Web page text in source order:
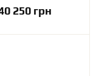
250 грн